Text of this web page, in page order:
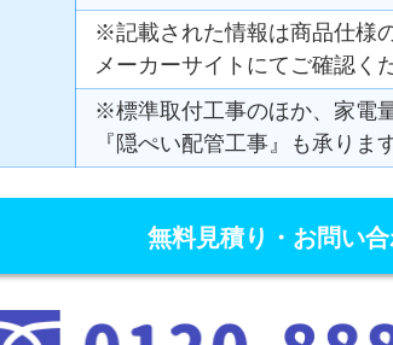
※記載された情報は商品仕様
メーカーサイトにてご確認く
※標準取付工事のほか、家電
『隠ぺい配管工事』も承りま
無料見積り・お問い